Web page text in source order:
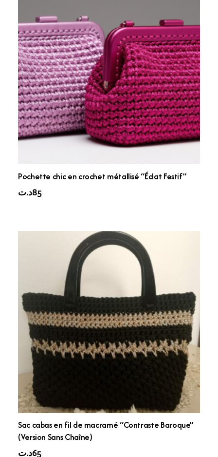
Pochette chic en crochet métallisé “Éclat Festif”
85د.ت
Sac cabas en fil de macramé “Contraste Baroque”
(Version Sans Chaîne)
65د.ت